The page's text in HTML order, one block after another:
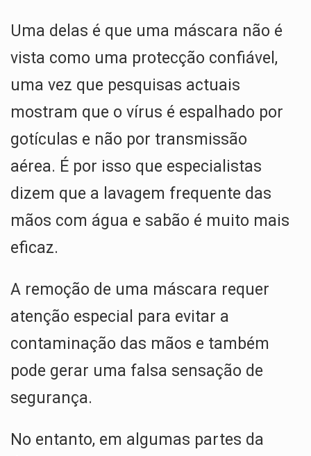
Uma delas é que uma máscara não é
vista como uma protecção confiável,
uma vez que pesquisas actuais
mostram que o vírus é espalhado por
gotículas e não por transmissão
aérea. É por isso que especialistas
dizem que a lavagem frequente das
mãos com água e sabão é muito mais
eficaz.
A remoção de uma máscara requer
atenção especial para evitar a
contaminação das mãos e também
pode gerar uma falsa sensação de
segurança.
No entanto, em algumas partes da